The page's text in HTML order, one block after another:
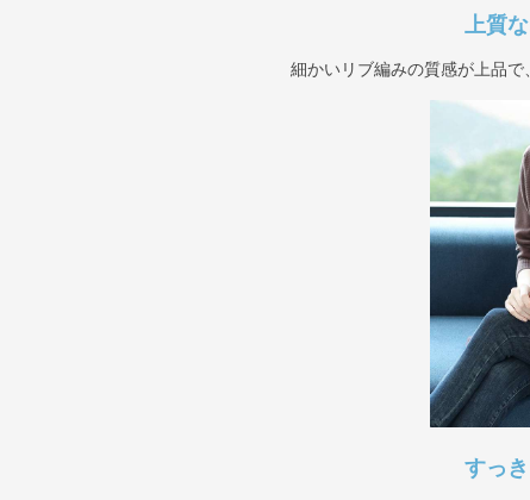
上質
細かいリブ編みの質感が上品
すっ